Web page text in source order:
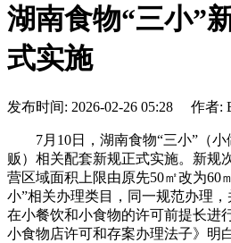
湖南食物“三小”
式实施
发布时间: 2026-02-26 05:28 作者:
7月10日，湖南食物“三小”（小
贩）相关配套新规正式实施。新规
营区域面积上限由原先50㎡改为60
小”相关办理类目，同一规范办理
在小餐饮和小食物的许可前提长进
小食物店许可和存案办理法子》明